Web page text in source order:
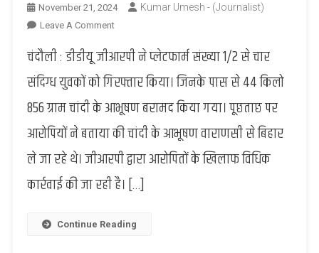
November 21, 2024 Kumar Umesh - (Journalist)
Leave A CommentOn
Work
जीआरपी
डीडीयू
50
लाख
चांदी
आभूषण
चंदौली : डीडीयू जीआरपी ने प्लेटफार्म संख्या 1/2 से चार
संदिग्ध युवकों को गिरफ्तार किया। जिनके पास से 44 किलो
856 ग्राम चांदी के आभूषण बरामद किया गया। पूछताछ पर
आरोपियों ने बताया की चांदी के आभूषण वाराणसी से बिहार
ले जा रहे थे। जीआरपी द्वारा आरोपितों के खिलाफ विधिक
कार्रवाई की जा रही है। […]
Continue Reading